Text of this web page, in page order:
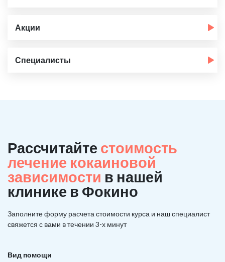
Акции
Специалисты
Рассчитайте стоимость
лечение кокаиновой
зависимости в нашей
клинике в Фокино
Заполните форму расчета стоимости курса и наш специалист
свяжется с вами в течении 3-х минут
Вид помощи